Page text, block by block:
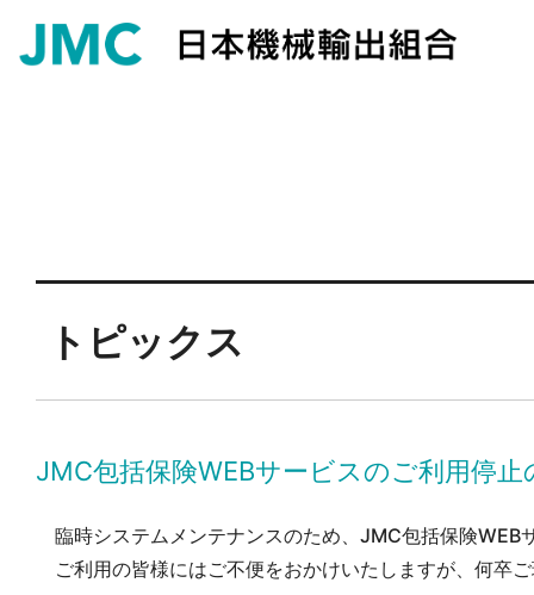
トピックス
JMC包括保険WEBサービスのご利用停
臨時システムメンテナンスのため、JMC包括保険WEB
ご利用の皆様にはご不便をおかけいたしますが、何卒